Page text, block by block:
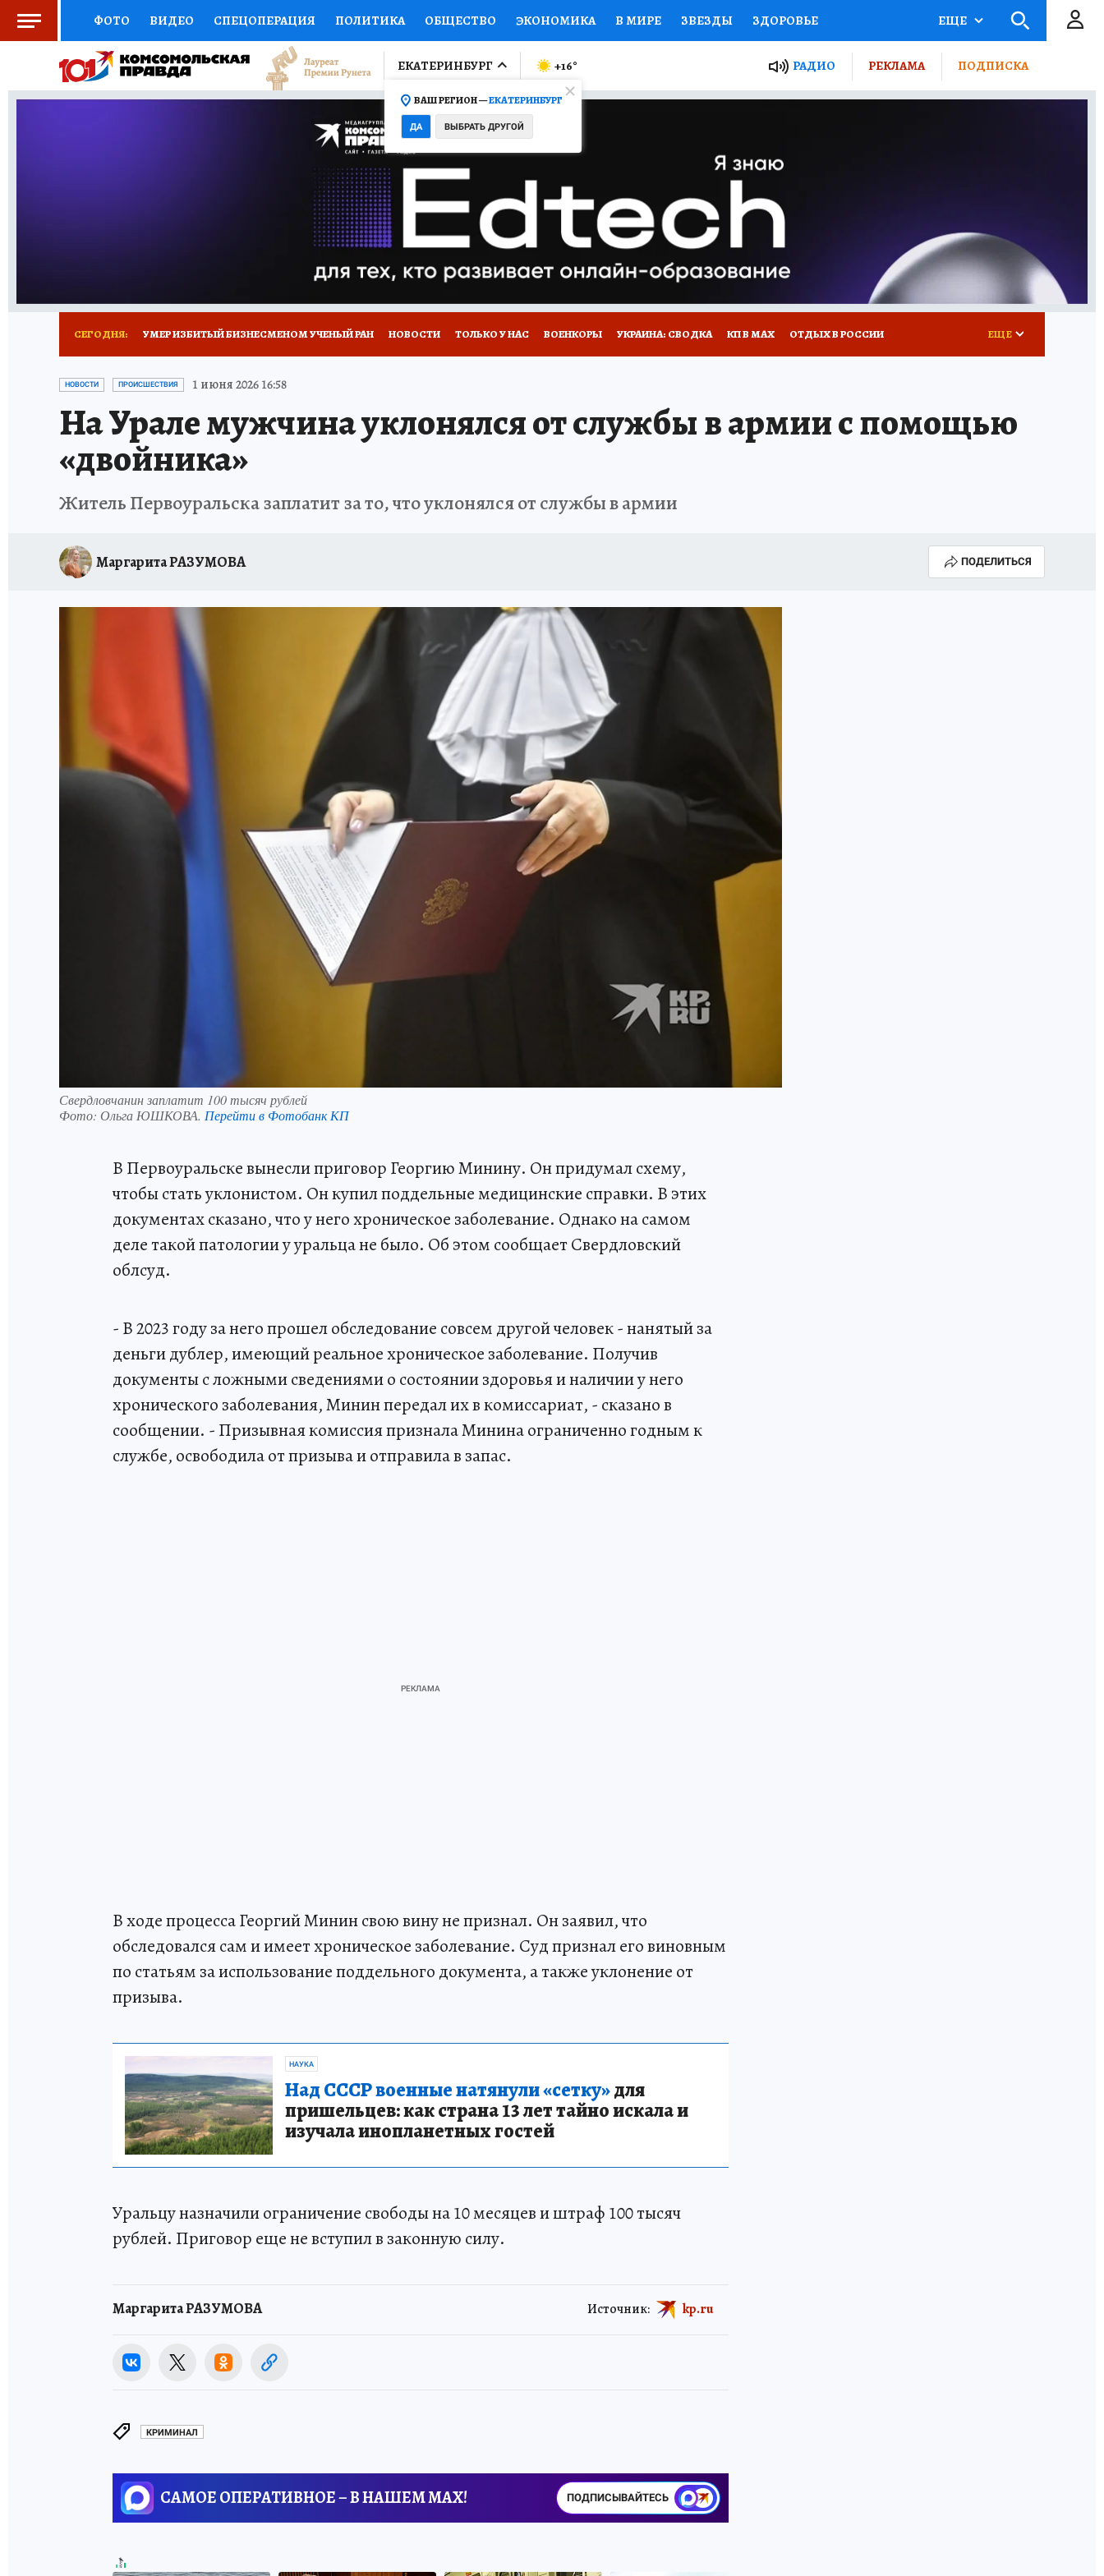
ФОТО ВИДЕО СПЕЦОПЕРАЦИЯ ПОЛИТИКА ОБЩЕСТВО ЭКОНОМИКА В МИРЕ ЗВЕЗДЫ ЗДОРОВЬЕ
СОЦПОДДЕРЖКА НАУКА СПОРТ КОЛУМНИСТЫ ПРОИСШЕСТВИЯ НАЦИОНАЛЬНЫЕ ПРОЕКТЫ РОССИИ
ВЫБОР ЭКСПЕРТОВ ДОКТОР ФИНАНСЫ ОТКРЫВАЕМ МИР Я ЗНАЮ СЕМЬЯ ЖЕНСКИЕ СЕКРЕТЫ ПУТЕВОДИТЕЛЬ
ПРОГНОЗЫ НА СПОРТ ПРОМОКОДЫ СЕРИАЛЫ
ТЕЛЕВИЗОР КОЛЛЕКЦИИ КОНКУРСЫ ГИД ПОТРЕБИТЕЛЯ
НОВОЕ НА САЙТЕ
ЕЩЕ
ЕКАТЕРИНБУРГ
ВАШ РЕГИОН —ЕКАТЕРИНБУРГ
ДА ВЫБРАТЬ ДРУГОЙ
+16° РАДИО РЕКЛАМА ПОДПИСКА
СЕГОДНЯ: УМЕР ИЗБИТЫЙ БИЗНЕСМЕНОМ УЧЕНЫЙ РАН НОВОСТИ ТОЛЬКО У НАС ВОЕНКОРЫ УКРАИНА: СВОДКА КП В МАХ ОТДЫХ В РОССИИ
ЗАПОВЕДНАЯ РОССИЯ ПРОИСШЕСТВИЯ
ЕЩЕ
НОВОСТИ ПРОИСШЕСТВИЯ 1 июня 2026 16:58
На Урале мужчина уклонялся от службы в армии с помощью
«двойника»
Житель Первоуральска заплатит за то, что уклонялся от службы в армии
Маргарита РАЗУМОВА ПОДЕЛИТЬСЯ
Свердловчанин заплатит 100 тысяч рублей
Фото: Ольга ЮШКОВА. Перейти в Фотобанк КП
В Первоуральске вынесли приговор Георгию Минину. Он придумал схему,
чтобы стать уклонистом. Он купил поддельные медицинские справки. В этих
документах сказано, что у него хроническое заболевание. Однако на самом
деле такой патологии у уральца не было. Об этом сообщает Свердловский
облсуд.
- В 2023 году за него прошел обследование совсем другой человек - нанятый за
деньги дублер, имеющий реальное хроническое заболевание. Получив
документы с ложными сведениями о состоянии здоровья и наличии у него
хронического заболевания, Минин передал их в комиссариат, - сказано в
сообщении. - Призывная комиссия признала Минина ограниченно годным к
службе, освободила от призыва и отправила в запас.
В ходе процесса Георгий Минин свою вину не признал. Он заявил, что
обследовался сам и имеет хроническое заболевание. Суд признал его виновным
по статьям за использование поддельного документа, а также уклонение от
призыва.
НАУКА
Над СССР военные натянули «сетку»для
пришельцев: как страна 13 лет тайно искала и
изучала инопланетных гостей
Уральцу назначили ограничение свободы на 10 месяцев и штраф 100 тысяч
рублей. Приговор еще не вступил в законную силу.
Маргарита РАЗУМОВА Источник: kp.ru
КРИМИНАЛ
САМОЕ ОПЕРАТИВНОЕ – В НАШЕМ MAX! ПОДПИСЫВАЙТЕСЬ